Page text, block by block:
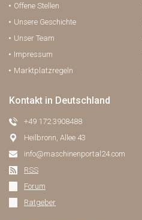
Offene Stellen
Unsere Geschichte
Unser Team
Impressum
Marktplatzregeln
Kontakt in Deutschland
+49 172 3908488
Heilbronn, Allee 43
info@maschinenportal24.сom
RSS
Forum
Ratgeber